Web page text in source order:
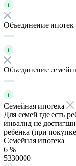
Объединение ипотек
Объединение
Семейная ипотека
Для семей где есть
инвалид не
ребенка (при
Семейная ипотека
6 %
5330000